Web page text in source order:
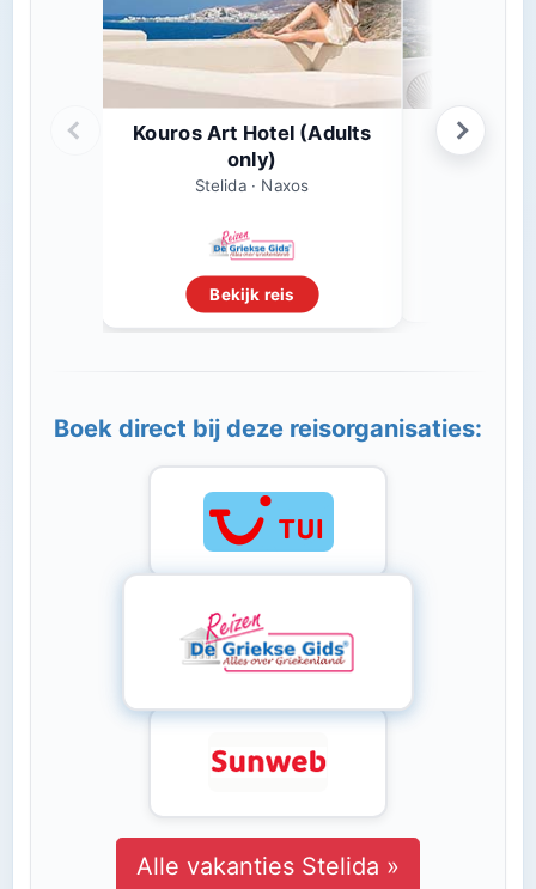
Kouros Art Hotel (Adults
only)
Stelida · Naxos
Bekijk reis
Boek direct bij deze reisorganisaties:
Alle vakanties Stelida »